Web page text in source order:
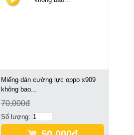
Miếng dán cường lực oppo x909
không bao...
70,000đ
Số lượng: